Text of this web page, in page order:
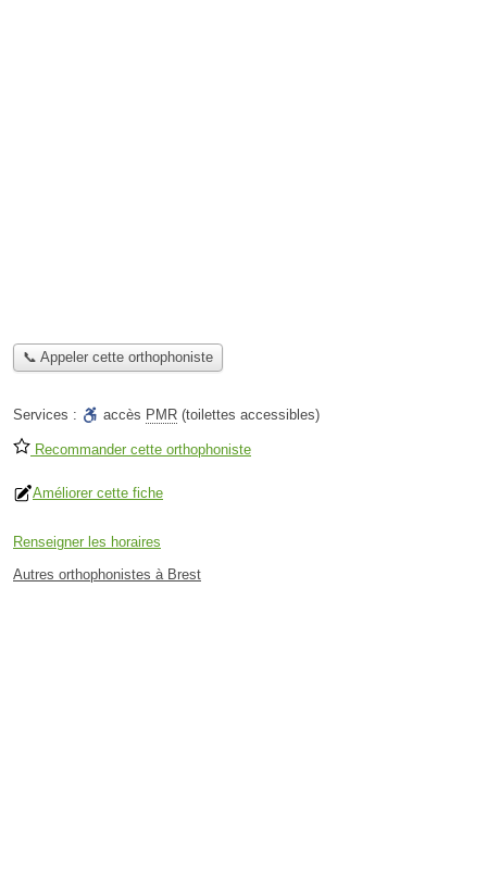
📞 Appeler cette orthophoniste
Services : accès PMR (toilettes accessibles)
Recommander cette orthophoniste
Améliorer cette fiche
Renseigner les horaires
Autres orthophonistes à Brest